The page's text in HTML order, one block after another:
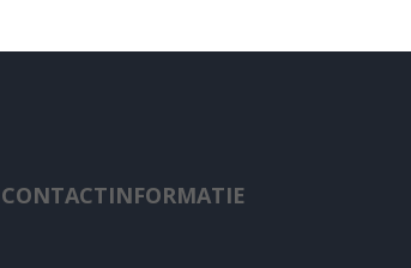
CONTACTINFORMATIE